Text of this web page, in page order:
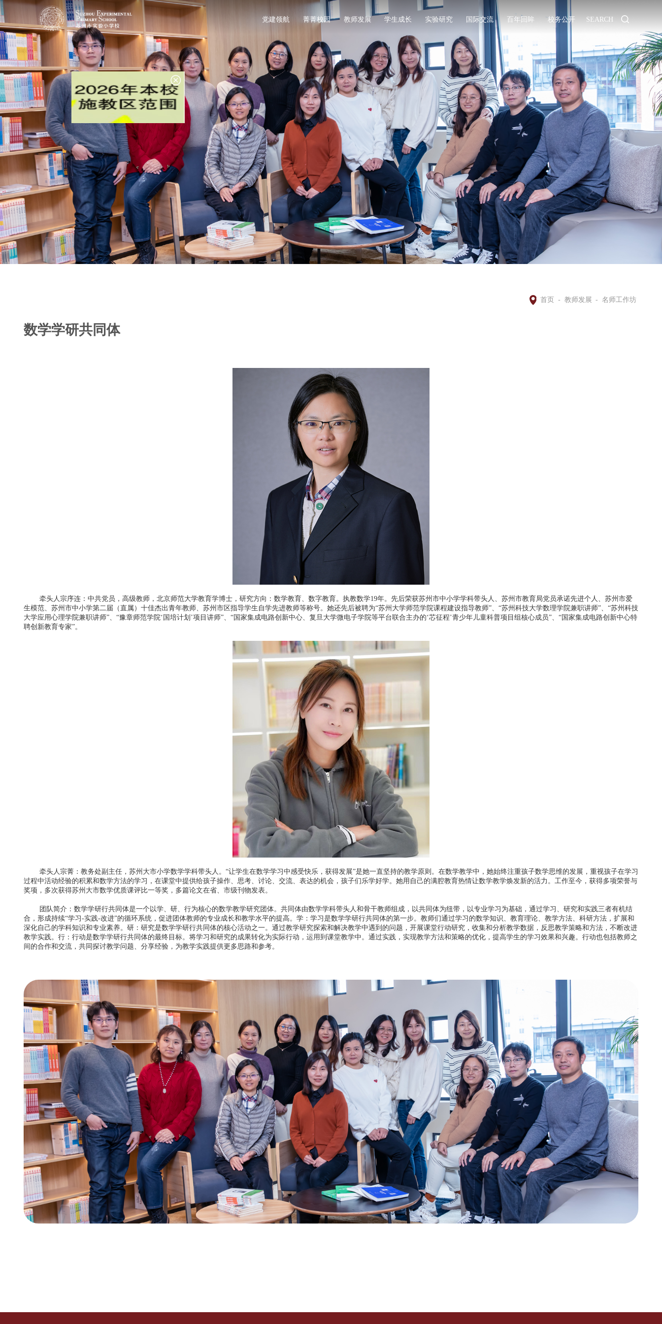
党建领航 菁菁校园 教师发展 学生成长 实验研究 国际交流 百年回眸 校务公开 SEARCH
首页 - 教师发展 - 名师工作坊
数学学研共同体
牵头人宗序连：中共党员，高级教师，北京师范大学教育学博士，研究方向：数学教育、数字教育。执教数学19年。先后荣获苏州市中小学学科带头人、苏州市教育局党员承诺先进个人、苏州市爱
生模范、苏州市中小学第二届（直属）十佳杰出青年教师、苏州市区指导学生自学先进教师等称号。她还先后被聘为“苏州大学师范学院课程建设指导教师”、“苏州科技大学数理学院兼职讲师”、“苏州科技
大学应用心理学院兼职讲师”、“豫章师范学院‘国培计划’项目讲师”、“国家集成电路创新中心、复旦大学微电子学院等平台联合主办的‘芯征程’青少年儿童科普项目组核心成员”、“国家集成电路创新中心特
聘创新教育专家”。
牵头人宗菁：教务处副主任，苏州大市小学数学学科带头人。“让学生在数学学习中感受快乐，获得发展”是她一直坚持的教学原则。在数学教学中，她始终注重孩子数学思维的发展，重视孩子在学习
过程中活动经验的积累和数学方法的学习，在课堂中提供给孩子操作、思考、讨论、交流、表达的机会，孩子们乐学好学。她用自己的满腔教育热情让数学教学焕发新的活力。工作至今，获得多项荣誉与
奖项，多次获得苏州大市数学优质课评比一等奖，多篇论文在省、市级刊物发表。
团队简介：数学学研行共同体是一个以学、研、行为核心的数学教学研究团体。共同体由数学学科带头人和骨干教师组成，以共同体为纽带，以专业学习为基础，通过学习、研究和实践三者有机结
合，形成持续“学习-实践-改进”的循环系统，促进团体教师的专业成长和教学水平的提高。学：学习是数学学研行共同体的第一步。教师们通过学习的数学知识、教育理论、教学方法、科研方法，扩展和
深化自己的学科知识和专业素养。研：研究是数学学研行共同体的核心活动之一。通过教学研究探索和解决教学中遇到的问题，开展课堂行动研究，收集和分析教学数据，反思教学策略和方法，不断改进
教学实践。行：行动是数学学研行共同体的最终目标。将学习和研究的成果转化为实际行动，运用到课堂教学中。通过实践，实现教学方法和策略的优化，提高学生的学习效果和兴趣。行动也包括教师之
间的合作和交流，共同探讨教学问题、分享经验，为教学实践提供更多思路和参考。